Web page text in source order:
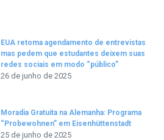
EUA retoma agendamento de entrevistas
mas pedem que estudantes deixem suas
redes sociais em modo “público”
26 de junho de 2025
Moradia Gratuita na Alemanha: Programa
“Probewohnen” em Eisenhüttenstadt
25 de junho de 2025